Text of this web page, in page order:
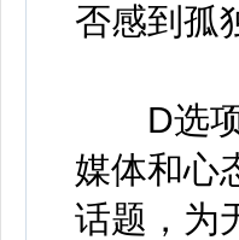
否感到孤
D选项
媒体和心
话题，为